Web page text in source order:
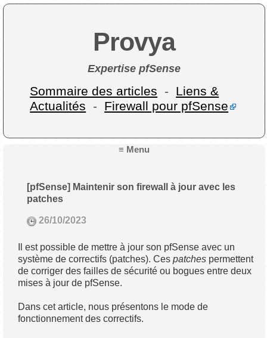
Provya
Expertise pfSense
Sommaire des articles - Liens &
Actualités - Firewall pour pfSense
≡ Menu
[pfSense] Maintenir son firewall à jour avec les
patches
26/10/2023
Il est possible de mettre à jour son pfSense avec un
système de correctifs (patches). Cespatches permettent
de corriger des failles de sécurité ou bogues entre deux
mises à jour de pfSense.
Dans cet article, nous présentons le mode de
fonctionnement des correctifs.